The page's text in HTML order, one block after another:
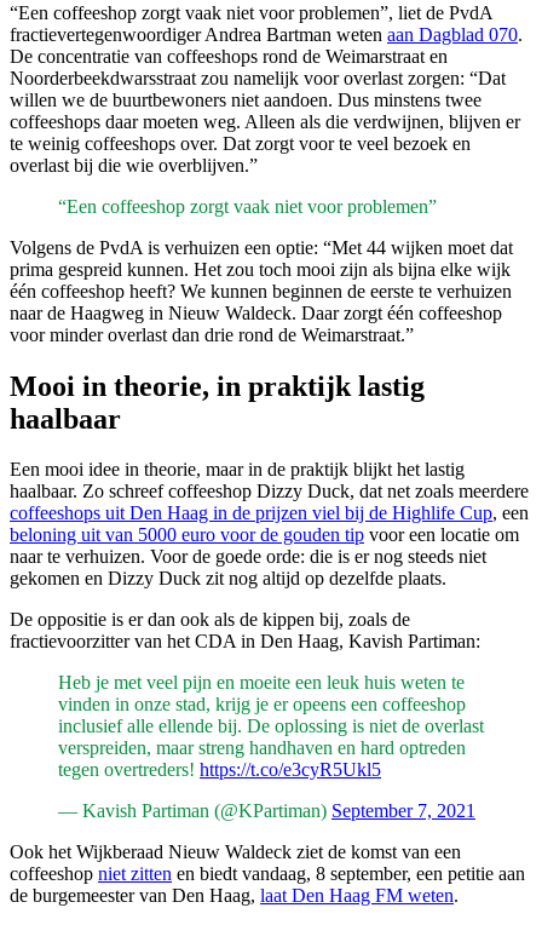
“Een coffeeshop zorgt vaak niet voor problemen”, liet de PvdA
fractievertegenwoordiger Andrea Bartman weten aan Dagblad 070.
De concentratie van coffeeshops rond de Weimarstraat en
Noorderbeekdwarsstraat zou namelijk voor overlast zorgen: “Dat
willen we de buurtbewoners niet aandoen. Dus minstens twee
coffeeshops daar moeten weg. Alleen als die verdwijnen, blijven er
te weinig coffeeshops over. Dat zorgt voor te veel bezoek en
overlast bij die wie overblijven.”
“Een coffeeshop zorgt vaak niet voor problemen”
Volgens de PvdA is verhuizen een optie: “Met 44 wijken moet dat
prima gespreid kunnen. Het zou toch mooi zijn als bijna elke wijk
één coffeeshop heeft? We kunnen beginnen de eerste te verhuizen
naar de Haagweg in Nieuw Waldeck. Daar zorgt één coffeeshop
voor minder overlast dan drie rond de Weimarstraat.”
Mooi in theorie, in praktijk lastig
haalbaar
Een mooi idee in theorie, maar in de praktijk blijkt het lastig
haalbaar. Zo schreef coffeeshop Dizzy Duck, dat net zoals meerdere
coffeeshops uit Den Haag in de prijzen viel bij de Highlife Cup, een
beloning uit van 5000 euro voor de gouden tip voor een locatie om
naar te verhuizen. Voor de goede orde: die is er nog steeds niet
gekomen en Dizzy Duck zit nog altijd op dezelfde plaats.
De oppositie is er dan ook als de kippen bij, zoals de
fractievoorzitter van het CDA in Den Haag, Kavish Partiman:
Heb je met veel pijn en moeite een leuk huis weten te
vinden in onze stad, krijg je er opeens een coffeeshop
inclusief alle ellende bij. De oplossing is niet de overlast
verspreiden, maar streng handhaven en hard optreden
tegen overtreders! https://t.co/e3cyR5Ukl5
— Kavish Partiman (@KPartiman) September 7, 2021
Ook het Wijkberaad Nieuw Waldeck ziet de komst van een
coffeeshop niet zitten en biedt vandaag, 8 september, een petitie aan
de burgemeester van Den Haag, laat Den Haag FM weten.